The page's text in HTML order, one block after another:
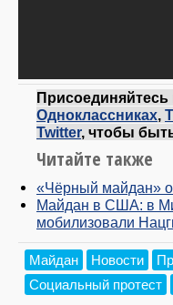
Присоединяйтесь
Одноклассниках,
Twitter, чтобы
Читайте также
«Чёрный майдан»
Майдан в США: в
мобилизовали
Майдан Новости
Социальный протест